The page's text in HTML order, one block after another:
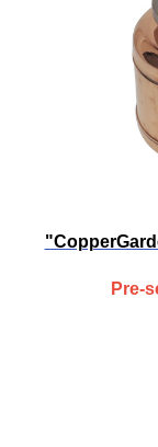
Pre-